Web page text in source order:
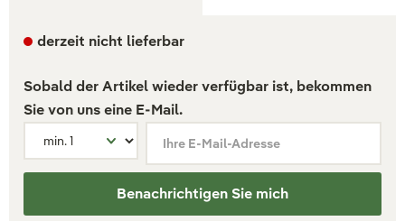
derzeit nicht lieferbar
Sobald der Artikel wieder verfügbar ist, bekommen
Sie von uns eine E-Mail.
Ihre E-Mail-Adresse
Benachrichtigen Sie mich